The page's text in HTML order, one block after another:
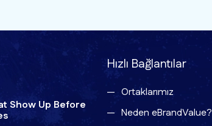
Show Up Before
Hızlı Bağlantılar
Ortaklarımız
Neden eBrandValue?